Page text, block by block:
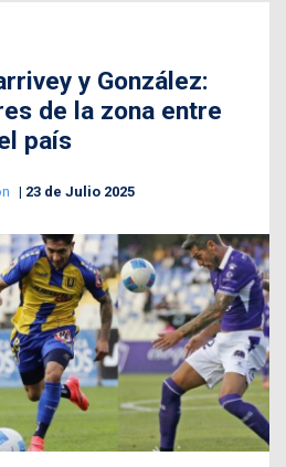
y González:
de la zona entre
país
23 de Julio 2025